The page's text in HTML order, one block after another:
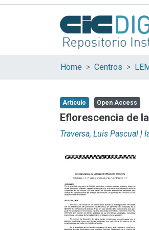
Home Centros
Artículo Open Access
Eflorescencia de
Traversa, Luis Pascual |